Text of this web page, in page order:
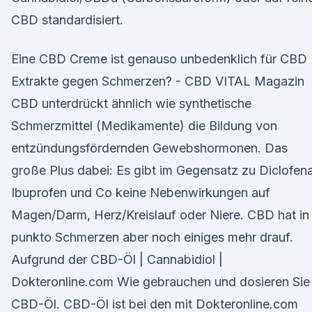
CBD standardisiert.
Eine CBD Creme ist genauso unbedenklich für CBD
Extrakte gegen Schmerzen? - CBD VITAL Magazin
CBD unterdrückt ähnlich wie synthetische
Schmerzmittel (Medikamente) die Bildung von
entzündungsfördernden Gewebshormonen. Das
große Plus dabei: Es gibt im Gegensatz zu
Ibuprofen und Co keine Nebenwirkungen auf
Magen/Darm, Herz/Kreislauf oder Niere. CBD hat in
punkto Schmerzen aber noch einiges mehr drauf.
Aufgrund der CBD-Öl | Cannabidiol |
Dokteronline.com Wie gebrauchen und dosieren Sie
CBD-Öl. CBD-Öl ist bei den mit Dokteronline.com